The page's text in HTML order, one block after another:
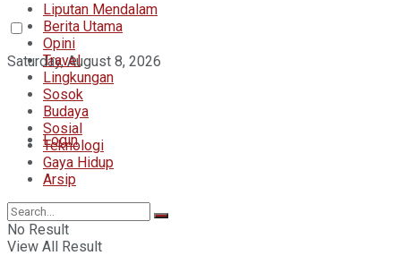
Saturday, August 8, 2026
Login
Liputan Mendalam
Berita Utama
Opini
Travel
Lingkungan
Sosok
Budaya
Sosial
Teknologi
Gaya Hidup
Arsip
No Result
View All Result